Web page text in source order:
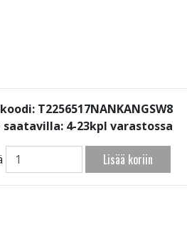
T2256517NANKANGSW8
saatavilla: 4-23kpl varastossa
Lisää koriin